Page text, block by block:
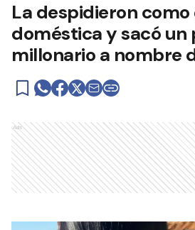
La despidieron
doméstica y sacó un
millonario a nombre
Ads